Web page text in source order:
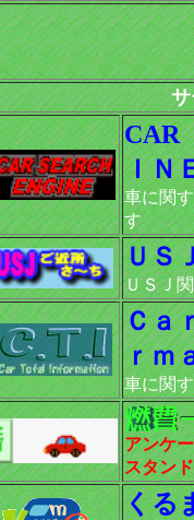
CAR
ＩＮ
車に関
す
ＵＳ
ＵＳＪ
Ｃａ
ｒｍ
車に関
アンケ
スタン
くる